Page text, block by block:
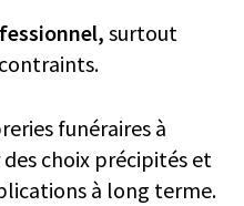
surtout
funéraires à
choix précipités et
à long terme.